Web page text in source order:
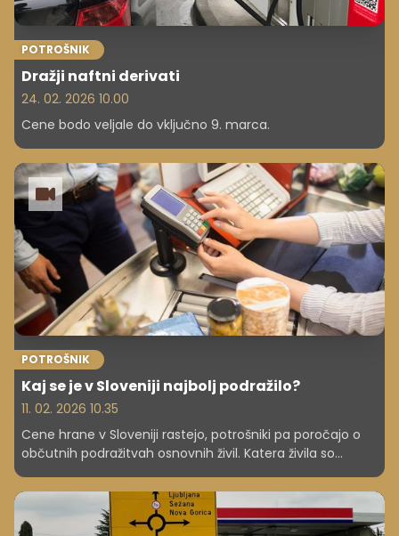
POTROŠNIK
Dražji naftni derivati
24. 02. 2026 10.00
Cene bodo veljale do vključno 9. marca.
POTROŠNIK
Kaj se je v Sloveniji najbolj podražilo?
11. 02. 2026 10.35
Cene hrane v Sloveniji rastejo, potrošniki pa poročajo o
občutnih podražitvah osnovnih živil. Katera živila so
poskočila najbolj in zakaj ravno hrana tako močno
bremeni družinske proračune?